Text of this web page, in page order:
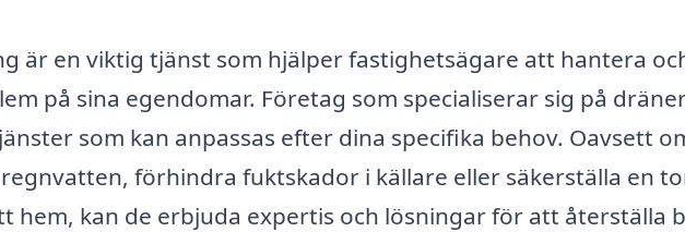
är en viktig tjänst som hjälper fastighetsägare att hantera
på sina egendomar. Företag som specialiserar sig på
som kan anpassas efter dina specifika behov. Oavsett
förhindra fuktskador i källare eller säkerställa en
hem, kan de erbjuda expertis och lösningar för att återställa